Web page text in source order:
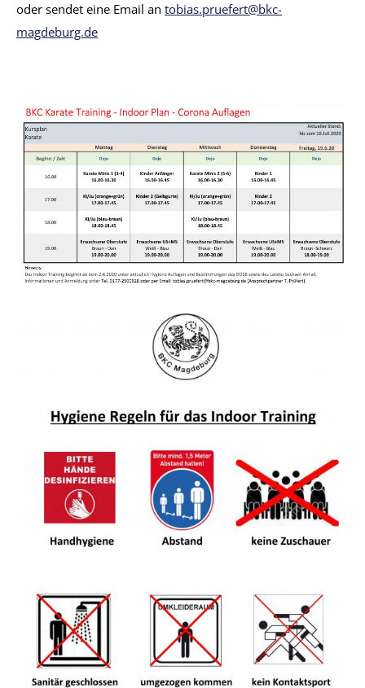
oder sendet eine Email an tobias.pruefert@bkc-
magdeburg.de